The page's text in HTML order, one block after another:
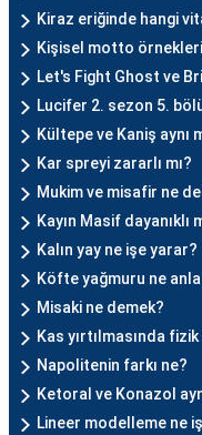
Kiraz eriğinde hangi
Kişisel motto
Let's Fight Ghost ve
Lucifer 2. sezon 5.
Kültepe ve Kaniş aynı
Kar spreyi zararlı mı?
Mukim ve misafir ne
Kayın Masif dayanıklı
Kalın yay ne işe yarar?
Köfte yağmuru ne
Misaki ne demek?
Kas yırtılmasında
Napolitenin farkı ne?
Ketoral ve Konazol
Lineer modelleme ne